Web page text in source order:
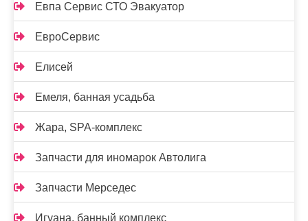
Евпа Сервис СТО Эвакуатор
ЕвроСервис
Елисей
Емеля, банная усадьба
Жара, SPA-комплекс
Запчасти для иномарок Автолига
Запчасти Мерседес
Игуана, банный комплекс